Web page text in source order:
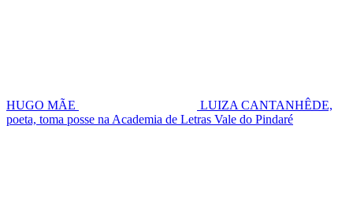
HUGO MÃE
LUIZA CANTANHÊDE,
poeta, toma posse na Academia de Letras Vale do Pindaré